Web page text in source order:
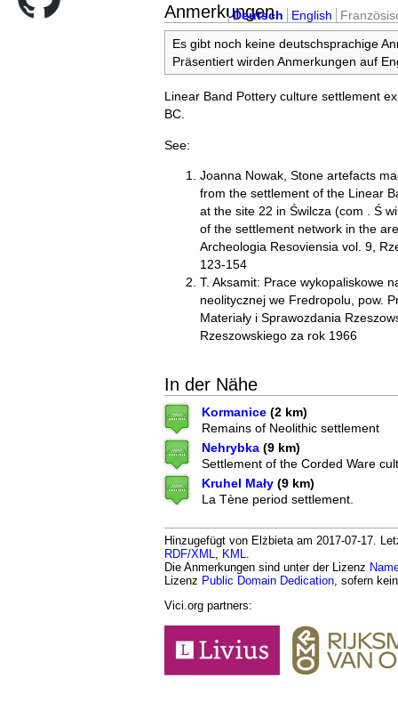
Anmerkungen
Deutsch English
Es gibt noch keine deutschsprachige
Präsentiert wirden Anmerkungen auf
Linear Band Pottery culture settlement
BC.
See:
Joanna Nowak, Stone artefacts
from the settlement of the Linear
at the site 22 in Świlcza (com . Ś
of the settlement network in the
Archeologia Resoviensia vol. 9,
123-154
T. Aksamit: Prace wykopaliskowe
neolitycznej we Fredropolu, pow.
Materiały i Sprawozdania
Rzeszowskiego za rok 1966
In der Nähe
Kormanice (2 km)
Remains of Neolithic settlement
Nehrybka (9 km)
Settlement of the Corded Ware
Kruhel Mały (9 km)
La Tène period settlement.
Hinzugefügt von Elżbieta am 2017-07-17.
RDF/XML, KML.
Die Anmerkungen sind unter der Lizenz
Lizenz Public Domain Dedication, sofern
Vici.org partners: